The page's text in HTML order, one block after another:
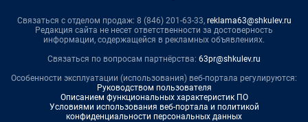
Связаться с отделом продаж: 8 (846) 201-63-33, reklama63@shkulev.ru
Редакция сайта не несет ответственности за достоверность
информации, содержащейся в рекламных объявлениях.
Связаться по вопросам партнёрства: 63pr@shkulev.ru
Особенности эксплуатации (использования) веб-портала регулируются:
Руководством пользователя
Описанием функциональных характеристик ПО
Условиями использования веб-портала и политикой
конфиденциальности персональных данных